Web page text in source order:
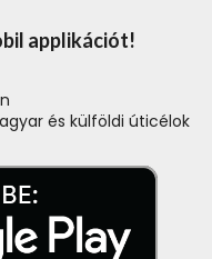
applikációt!
és külföldi úticélok